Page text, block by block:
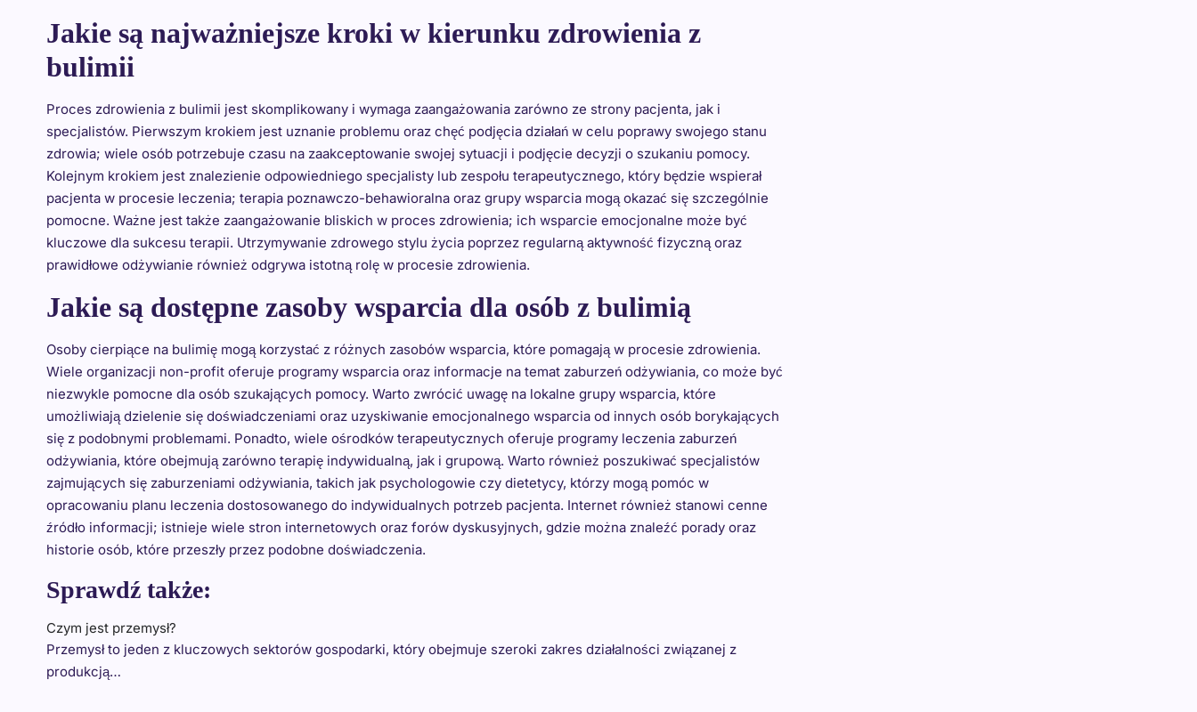
Jakie są najważniejsze kroki w kierunku zdrowienia z
bulimii
Proces zdrowienia z bulimii jest skomplikowany i wymaga zaangażowania zarówno ze strony pacjenta, jak i
specjalistów. Pierwszym krokiem jest uznanie problemu oraz chęć podjęcia działań w celu poprawy swojego stanu
zdrowia; wiele osób potrzebuje czasu na zaakceptowanie swojej sytuacji i podjęcie decyzji o szukaniu pomocy.
Kolejnym krokiem jest znalezienie odpowiedniego specjalisty lub zespołu terapeutycznego, który będzie wspierał
pacjenta w procesie leczenia; terapia poznawczo-behawioralna oraz grupy wsparcia mogą okazać się szczególnie
pomocne. Ważne jest także zaangażowanie bliskich w proces zdrowienia; ich wsparcie emocjonalne może być
kluczowe dla sukcesu terapii. Utrzymywanie zdrowego stylu życia poprzez regularną aktywność fizyczną oraz
prawidłowe odżywianie również odgrywa istotną rolę w procesie zdrowienia.
Jakie są dostępne zasoby wsparcia dla osób z bulimią
Osoby cierpiące na bulimię mogą korzystać z różnych zasobów wsparcia, które pomagają w procesie zdrowienia.
Wiele organizacji non-profit oferuje programy wsparcia oraz informacje na temat zaburzeń odżywiania, co może być
niezwykle pomocne dla osób szukających pomocy. Warto zwrócić uwagę na lokalne grupy wsparcia, które
umożliwiają dzielenie się doświadczeniami oraz uzyskiwanie emocjonalnego wsparcia od innych osób borykających
się z podobnymi problemami. Ponadto, wiele ośrodków terapeutycznych oferuje programy leczenia zaburzeń
odżywiania, które obejmują zarówno terapię indywidualną, jak i grupową. Warto również poszukiwać specjalistów
zajmujących się zaburzeniami odżywiania, takich jak psychologowie czy dietetycy, którzy mogą pomóc w
opracowaniu planu leczenia dostosowanego do indywidualnych potrzeb pacjenta. Internet również stanowi cenne
źródło informacji; istnieje wiele stron internetowych oraz forów dyskusyjnych, gdzie można znaleźć porady oraz
historie osób, które przeszły przez podobne doświadczenia.
Sprawdź także:
Czym jest przemysł?
Przemysł to jeden z kluczowych sektorów gospodarki, który obejmuje szeroki zakres działalności związanej z
produkcją…